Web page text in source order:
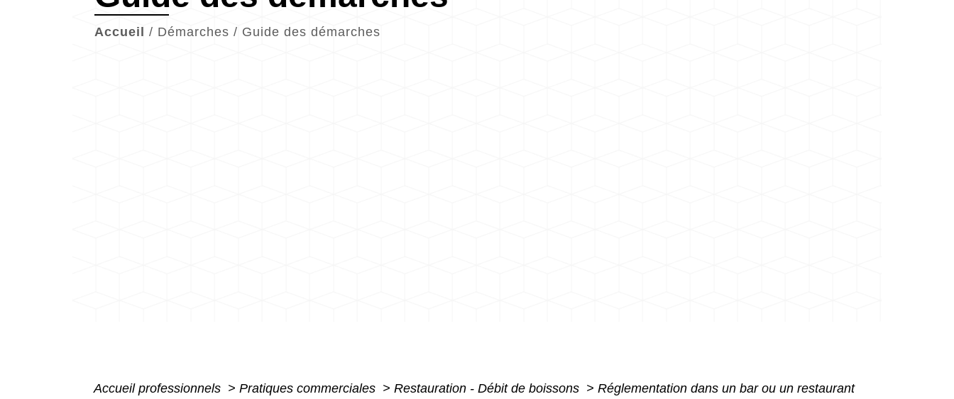
Accueil / Démarches / Guide des démarches
Accueil professionnels > Pratiques commerciales > Restauration - Débit de boissons > Réglementation dans un bar ou un restaurant